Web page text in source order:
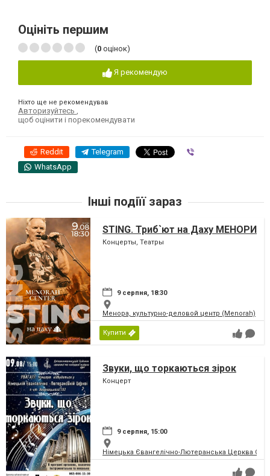
Оцініть першим
(0 оцінок)
Я рекомендую
Ніхто ще не рекомендував
Авторизуйтесь
щоб оцінити і порекомендувати
Reddit Telegram
WhatsApp
Інші подіїї зараз
STING. Триб`ют на Даху МЕНОРИ
Концерты, Театры
9 серпня, 18:30
Менора, культурно-деловой центр (Menorah)
Купити
Звуки, що торкаються зірок
Концерт
9 серпня, 15:00
Німецька Євангелічно-Лютеранська Церква